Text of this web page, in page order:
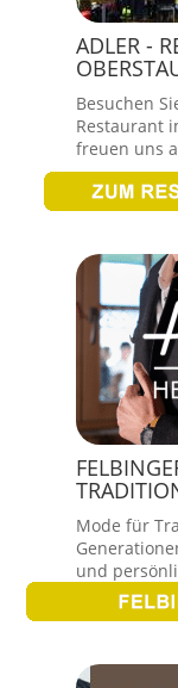
ADLER -
Besuchen
Restaurant
freuen uns
Mode für
und